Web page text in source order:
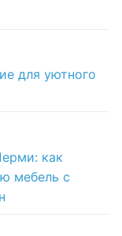
для уютного
как
мебель с